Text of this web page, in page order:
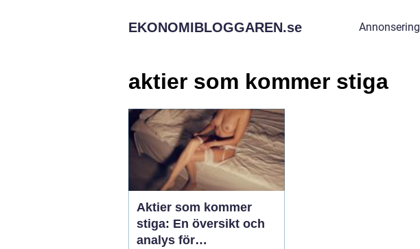
EKONOMIBLOGGAREN.se Annonsering
aktier som kommer stiga
Aktier som kommer
stiga: En översikt och
analys för